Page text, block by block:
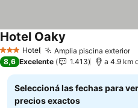
3 Estrellas
Hotel Amplia piscina exterior
Hotel Oaky
8,6 Excelente 1.413 a 4.9 km
Seleccioná las fechas para
precios exactos